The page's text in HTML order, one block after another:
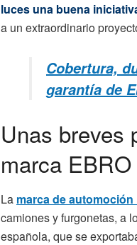
luces una buena
a un extraordinario
Cobertura,
garantía de
Unas breves
marca
La marca de automoción
camiones y furgonetas, a
española, que se